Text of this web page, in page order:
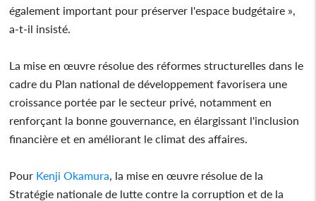
également important pour préserver l'espace budgétaire »,
a-t-il insisté.
La mise en œuvre résolue des réformes structurelles dans le
cadre du Plan national de développement favorisera une
croissance portée par le secteur privé, notamment en
renforçant la bonne gouvernance, en élargissant l'inclusion
financière et en améliorant le climat des affaires.
Pour Kenji Okamura, la mise en œuvre résolue de la
Stratégie nationale de lutte contre la corruption et de la